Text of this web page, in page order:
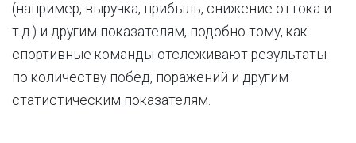
(например, выручка, прибыль, снижение оттока и
т.д.) и другим показателям, подобно тому, как
спортивные команды отслеживают результаты
по количеству побед, поражений и другим
статистическим показателям.